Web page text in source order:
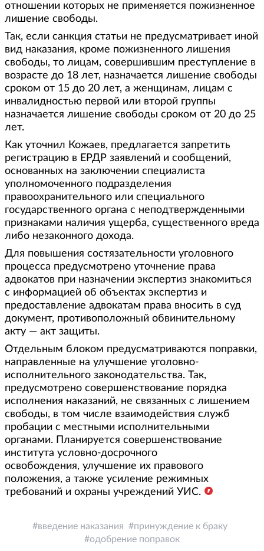
отношении которых не применяется пожизненное
лишение свободы.
Так, если санкция статьи не предусматривает иной
вид наказания, кроме пожизненного лишения
свободы, то лицам, совершившим преступление в
возрасте до 18 лет, назначается лишение свободы
сроком от 15 до 20 лет, а женщинам, лицам с
инвалидностью первой или второй группы
назначается лишение свободы сроком от 20 до 25
лет.
Как уточнил Кожаев, предлагается запретить
регистрацию в ЕРДР заявлений и сообщений,
основанных на заключении специалиста
уполномоченного подразделения
правоохранительного или специального
государственного органа с неподтвержденными
признаками наличия ущерба, существенного вреда
либо незаконного дохода.
Для повышения состязательности уголовного
процесса предусмотрено уточнение права
адвокатов при назначении экспертиз знакомиться
с информацией об объектах экспертиз и
предоставление адвокатам права вносить в суд
документ, противоположный обвинительному
акту — акт защиты.
Отдельным блоком предусматриваются поправки,
направленные на улучшение уголовно-
исполнительного законодательства. Так,
предусмотрено совершенствование порядка
исполнения наказаний, не связанных с лишением
свободы, в том числе взаимодействия служб
пробации с местными исполнительными
органами. Планируется совершенствование
института условно-досрочного
освобождения, улучшение их правового
положения, а также усиление режимных
требований и охраны учреждений УИС.
введение наказания
принуждение к браку
одобрение поправок